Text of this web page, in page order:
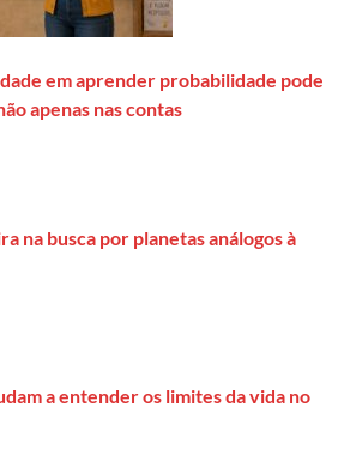
em aprender probabilidade pode
apenas nas contas
na busca por planetas análogos à
a entender os limites da vida no